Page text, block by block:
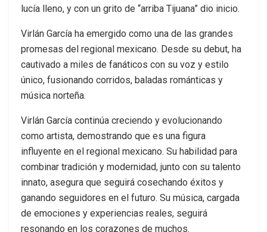
lucía lleno, y con un grito de “arriba Tijuana” dio inicio.
Virlán García ha emergido como una de las grandes
promesas del regional mexicano. Desde su debut, ha
cautivado a miles de fanáticos con su voz y estilo
único, fusionando corridos, baladas románticas y
música norteña.
Virlán García continúa creciendo y evolucionando
como artista, demostrando que es una figura
influyente en el regional mexicano. Su habilidad para
combinar tradición y modernidad, junto con su talento
innato, asegura que seguirá cosechando éxitos y
ganando seguidores en el futuro. Su música, cargada
de emociones y experiencias reales, seguirá
resonando en los corazones de muchos.